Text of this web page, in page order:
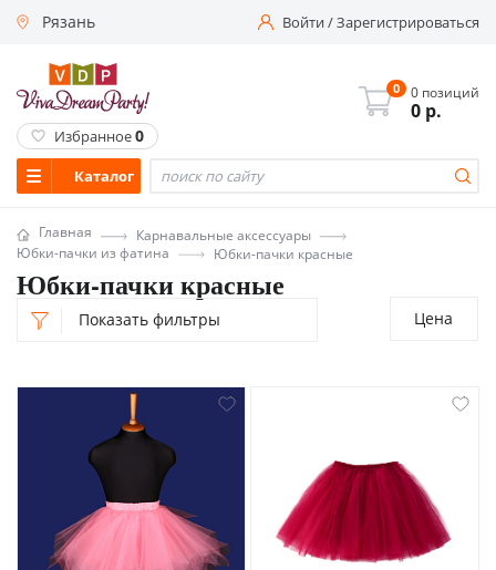
Рязань Войти/Зарегистрироваться
Каталог
0 0 позиций
0 р.
Избранное0
Главная
Карнавальные аксессуары
Юбки-пачки из фатина
Юбки-пачки красные
Юбки-пачки красные
Показать фильтры Цена